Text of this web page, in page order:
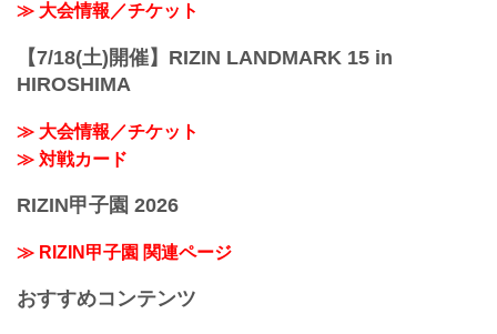
≫ 大会情報／チケット
【7/18(土)開催】RIZIN LANDMARK 15 in
HIROSHIMA
≫ 大会情報／チケット
≫ 対戦カード
RIZIN甲子園 2026
≫ RIZIN甲子園 関連ページ
おすすめコンテンツ